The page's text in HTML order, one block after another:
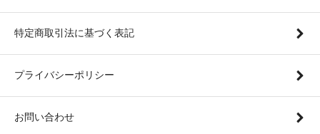
特定商取引法に基づく表記
プライバシーポリシー
お問い合わせ